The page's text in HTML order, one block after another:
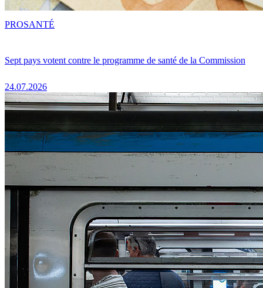
Sept pays votent contre le programme de santé de la Commission
24.07.2026
PROSANTÉ